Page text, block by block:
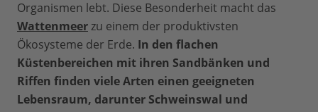
Organismen lebt. Diese Besonderheit macht das
Wattenmeerzu einem der produktivsten
Ökosysteme der Erde. In den flachen
Küstenbereichen mit ihren Sandbänken und
Riffen finden viele Arten einen geeigneten
Lebensraum, darunter Schweinswal und